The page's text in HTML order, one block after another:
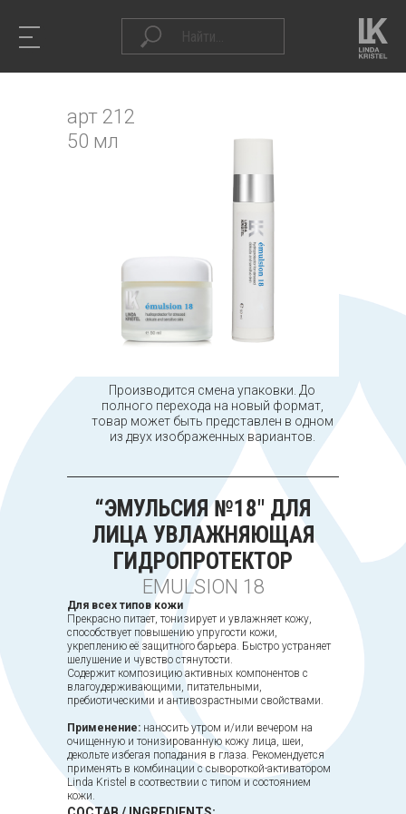
Производится смена упаковки. До
полного перехода на новый формат,
товар может быть представлен в одном
из двух изображенных вариантов.
“ЭМУЛЬСИЯ №18" ДЛЯ
ЛИЦА УВЛАЖНЯЮЩАЯ
ГИДРОПРОТЕКТОР
EMULSION 18
Для всех типов кожи
Прекрасно питает, тонизирует и увлажняет кожу,
способствует повышению упругости кожи,
укреплению её защитного барьера. Быстро устраняет
шелушение и чувство стянутости.
Содержит композицию активных компонентов с
влагоудерживающими, питательными,
пребиотическими и антивозрастными свойствами.
Применение: наносить утром и/или вечером на
очищенную и тонизированную кожу лица, шеи,
декольте избегая попадания в глаза. Рекомендуется
применять в комбинации с сывороткой-активатором
Linda Kristel в соотвествии с типом и состоянием
кожи.
арт 212
50 мл